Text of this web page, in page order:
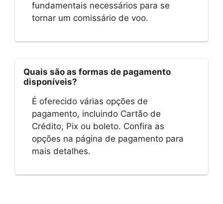
fundamentais necessários para se
tornar um comissário de voo.
Quais são as formas de pagamento
disponíveis?
É oferecido várias opções de
pagamento, incluindo Cartão de
Crédito, Pix ou boleto. Confira as
opções na página de pagamento para
mais detalhes.